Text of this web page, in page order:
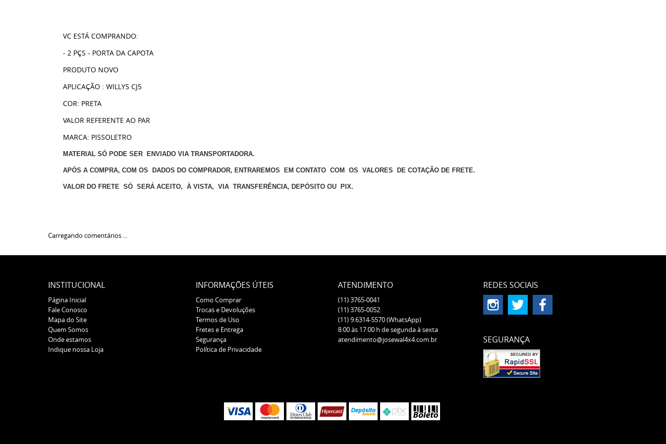
VC ESTÁ COMPRANDO:
- 2 PÇS - PORTA DA CAPOTA
PRODUTO NOVO
APLICAÇÃO : WILLYS CJ5
COR: PRETA
VALOR REFERENTE AO PAR
MARCA: PISSOLETRO
MATERIAL SÓ PODE SER ENVIADO VIA TRANSPORTADORA.
APÓS A COMPRA, COM OS DADOS DO COMPRADOR, ENTRAREMOS EM CONTATO COM OS VALORES DE COTAÇÃO DE FRETE.
VALOR DO FRETE SÓ SERÁ ACEITO, À VISTA, VIA TRANSFERÊNCIA, DEPÓSITO OU PIX.
Carregando comentários ...
INSTITUCIONAL
Página Inicial
Fale Conosco
Mapa do Site
Quem Somos
Onde estamos
Indique nossa Loja
INFORMAÇÕES ÚTEIS
Como Comprar
Trocas e Devoluções
Termos de Uso
Fretes e Entrega
Segurança
Política de Privacidade
ATENDIMENTO
(11)3765-0041
(11)3765-0052
(11)9.6314-5570(WhatsApp)
8:00 às 17:00 h de segunda à sexta
atendimento@josewal4x4.com.br
REDES SOCIAIS
SEGURANÇA